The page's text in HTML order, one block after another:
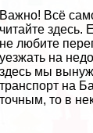
Важно! Всё
читайте здесь.
не любите
уезжать на
здесь мы
транспорт на
точным, то в